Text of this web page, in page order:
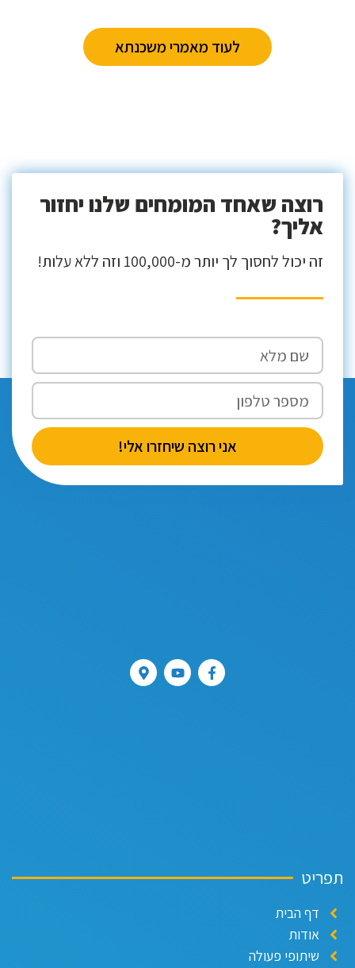
לעוד מאמרי משכנתא
רוצה שאחד המומחים שלנו יחזור
אליך?
זה יכול לחסוך לך יותר מ-100,000 וזה ללא עלות!
אני רוצה שיחזרו אלי!
דף הבית
אודות
שיתופי פעולה